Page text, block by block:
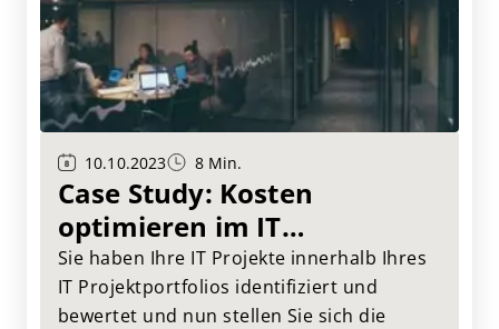
kann.
10.10.2023 8 Min.
Case Study: Kosten
optimieren im IT
Projektportfolio
Sie haben Ihre IT Projekte innerhalb Ihres
IT Projektportfolios identifiziert und
bewertet und nun stellen Sie sich die